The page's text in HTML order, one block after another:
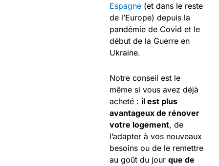
Espagne (et dans le reste
de l’Europe) depuis la
pandémie de Covid et le
début de la Guerre en
Ukraine.
Notre conseil est le
même si vous avez déjà
acheté : il est plus
avantageux de rénover
votre logement, de
l’adapter à vos nouveaux
besoins ou de le remettre
au goût du jour que de